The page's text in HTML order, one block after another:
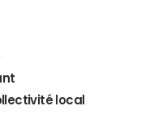
local